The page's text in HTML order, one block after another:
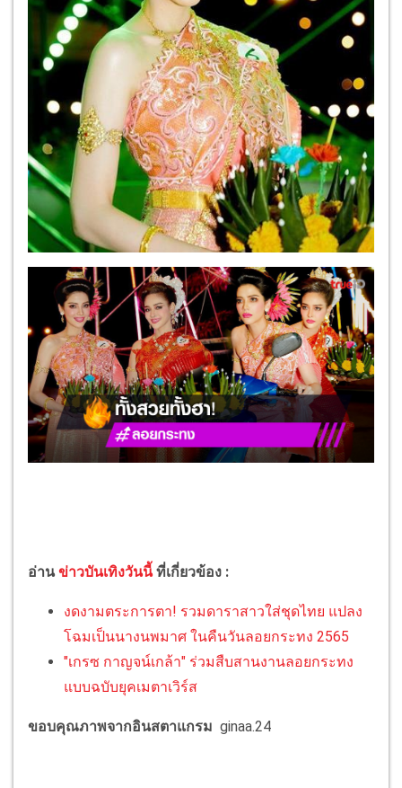
อ่านข่าวบันเทิงวันนี้ ที่เกี่ยวข้อง :
งดงามตระการตา! รวมดาราสาวใส่ชุดไทย แปลง
โฉมเป็นนางนพมาศ ในคืนวันลอยกระทง 2565
"เกรซ กาญจน์เกล้า" ร่วมสืบสานงานลอยกระทง
แบบฉบับยุคเมตาเวิร์ส
ขอบคุณภาพจากอินสตาแกรม ginaa.24